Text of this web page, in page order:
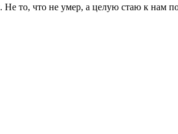
Не то, что не умер, а целую стаю к нам